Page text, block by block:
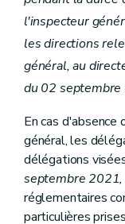
Section 1 re
Art. 116
Art. 117
Art. 118
Art. 119
Art. 120
Art. 121
Art. 122
Art. 123
Art. 124
Art. 125
Art. 126
Art. 127
l'inspecteur
les directions
général, au
du 02
En cas d'absence
général, les
délégations
septembre
réglementaires
particulières